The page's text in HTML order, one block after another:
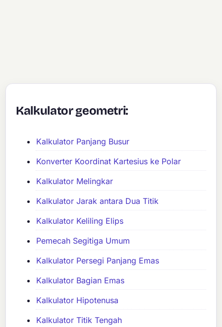
Kalkulator geometri:
Kalkulator Panjang Busur
Konverter Koordinat Kartesius ke Polar
Kalkulator Melingkar
Kalkulator Jarak antara Dua Titik
Kalkulator Keliling Elips
Pemecah Segitiga Umum
Kalkulator Persegi Panjang Emas
Kalkulator Bagian Emas
Kalkulator Hipotenusa
Kalkulator Titik Tengah